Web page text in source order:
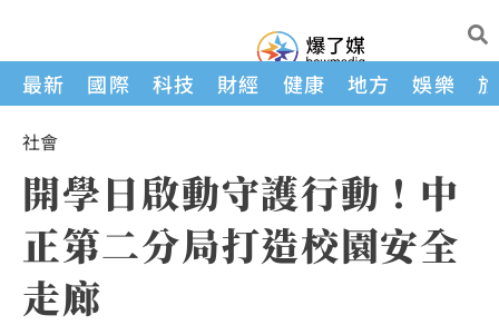
最新 國際 科技 財經 健康 地方 娛樂
社會
開學日啟動守護行動！中
正第二分局打造校園安全
走廊